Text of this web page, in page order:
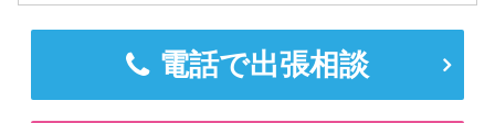
電話で出張相談